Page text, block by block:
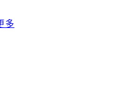
多